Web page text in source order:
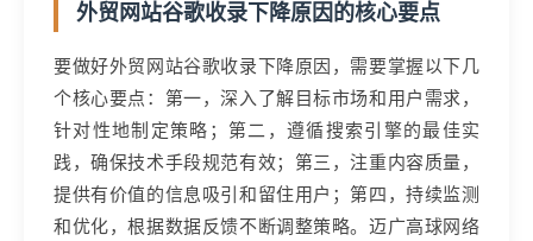
外贸网站谷歌收录下降原因的核心要点
要做好外贸网站谷歌收录下降原因，需要掌握以下几
个核心要点：第一，深入了解目标市场和用户需求，
针对性地制定策略；第二，遵循搜索引擎的最佳实
践，确保技术手段规范有效；第三，注重内容质量，
提供有价值的信息吸引和留住用户；第四，持续监测
和优化，根据数据反馈不断调整策略。迈广高球网络